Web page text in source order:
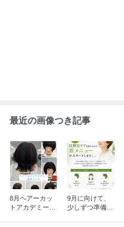
最近の画像つき記事
8月ヘアーカッ
トアカデミー集
9月に向けて、
少しずつ準備が